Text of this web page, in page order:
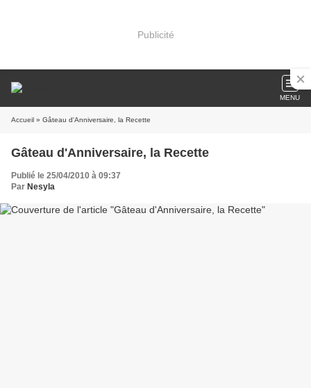
Publicité
MENU
Accueil » Gâteau d'Anniversaire, la Recette
Gâteau d'Anniversaire, la Recette
Publié le 25/04/2010 à 09:37
Par Nesyla